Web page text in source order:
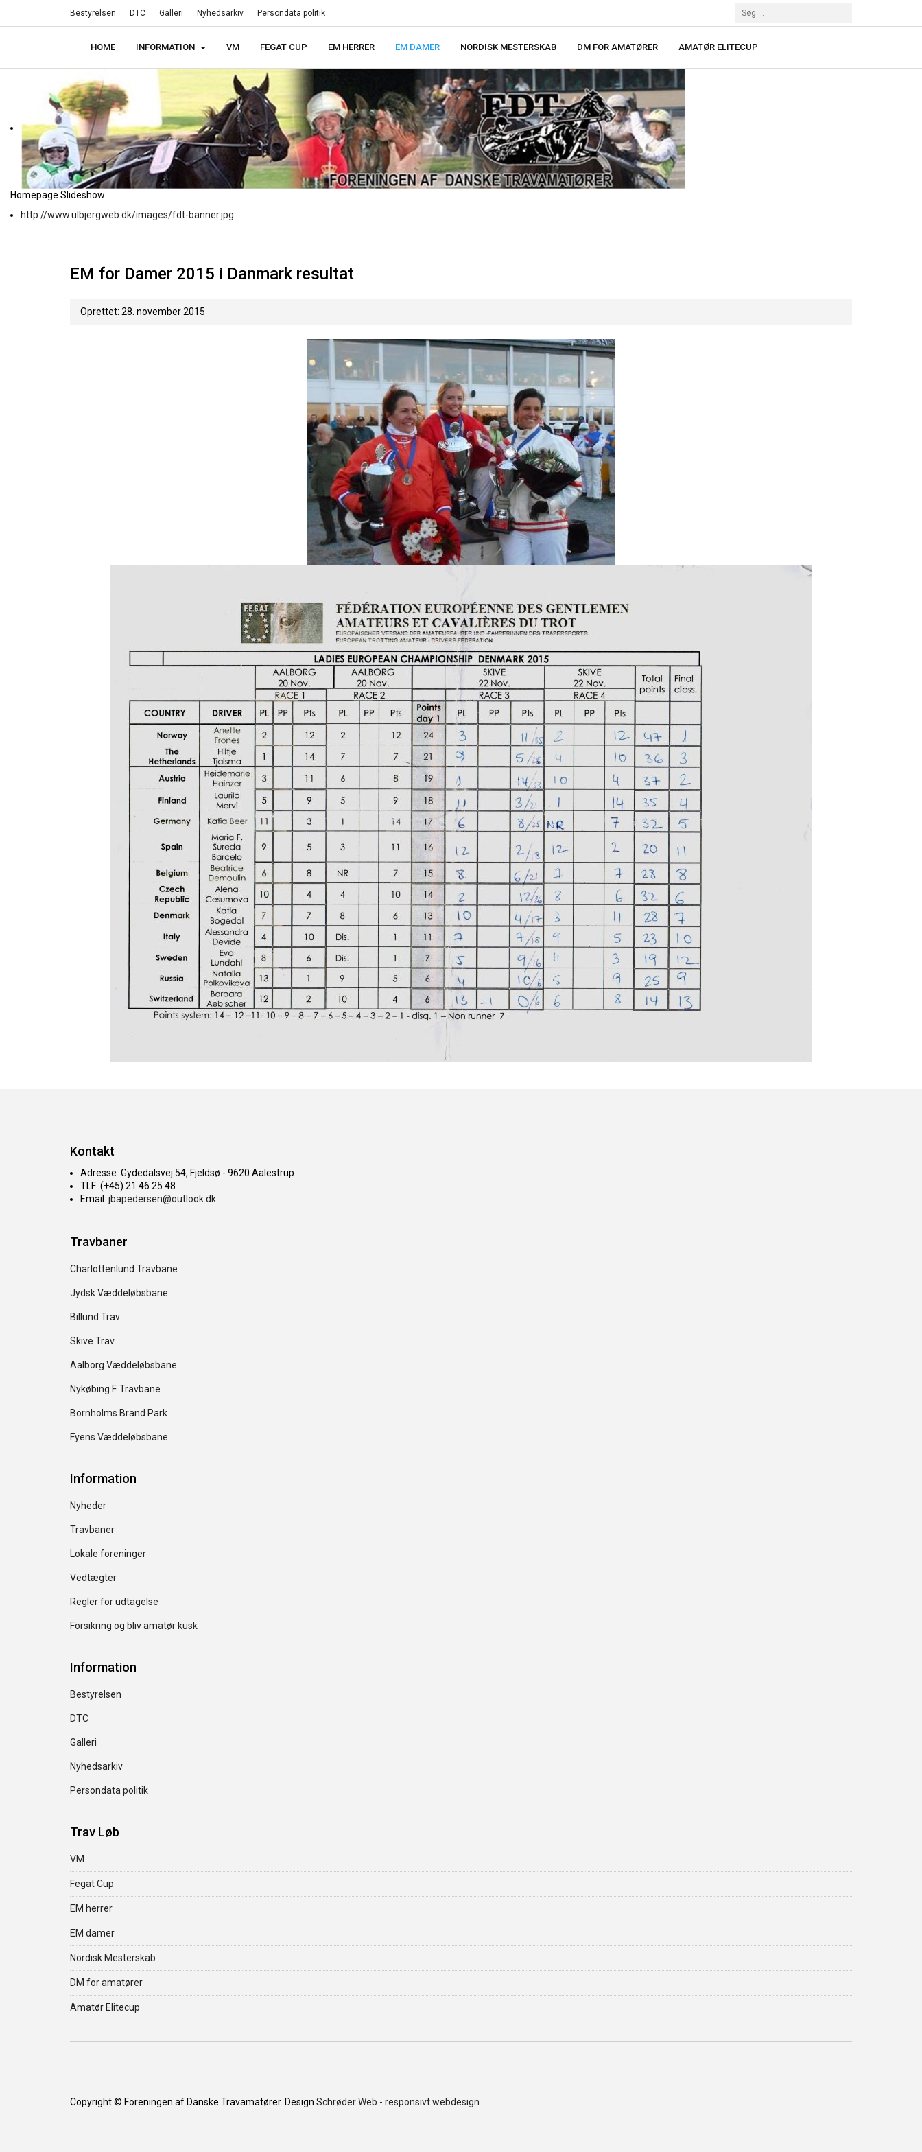
Bestyrelsen DTC Galleri Nyhedsarkiv Persondata politik
HOME INFORMATION VM FEGAT CUP EM HERRER EM DAMER NORDISK MESTERSKAB DM FOR AMATØRER AMATØR ELITECUP
Homepage Slideshow
http://www.ulbjergweb.dk/images/fdt-banner.jpg
EM for Damer 2015 i Danmark resultat
Oprettet: 28. november 2015
Kontakt
Adresse: Gydedalsvej 54, Fjeldsø - 9620 Aalestrup
TLF: (+45) 21 46 25 48
Email: jbapedersen@outlook.dk
Travbaner
Charlottenlund Travbane
Jydsk Væddeløbsbane
Billund Trav
Skive Trav
Aalborg Væddeløbsbane
Nykøbing F. Travbane
Bornholms Brand Park
Fyens Væddeløbsbane
Information
Nyheder
Travbaner
Lokale foreninger
Vedtægter
Regler for udtagelse
Forsikring og bliv amatør kusk
Information
Bestyrelsen
DTC
Galleri
Nyhedsarkiv
Persondata politik
Trav Løb
VM
Fegat Cup
EM herrer
EM damer
Nordisk Mesterskab
DM for amatører
Amatør Elitecup
Copyright © Foreningen af Danske Travamatører. Design Schrøder Web - responsivt webdesign